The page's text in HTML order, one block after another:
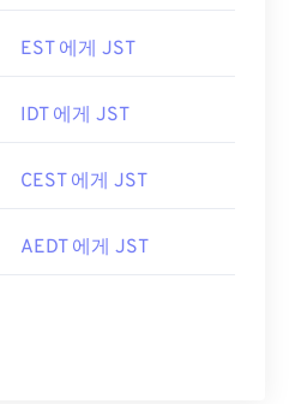
EST 에게 JST
IDT 에게 JST
CEST 에게 JST
AEDT 에게 JST